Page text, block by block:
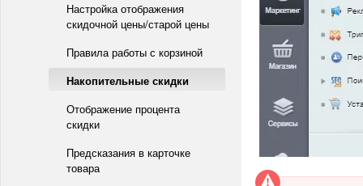
Настройка отображения
скидочной цены/старой цены
Правила работы с корзиной
Накопительные скидки
Отображение процента
скидки
Предсказания в карточке
товара